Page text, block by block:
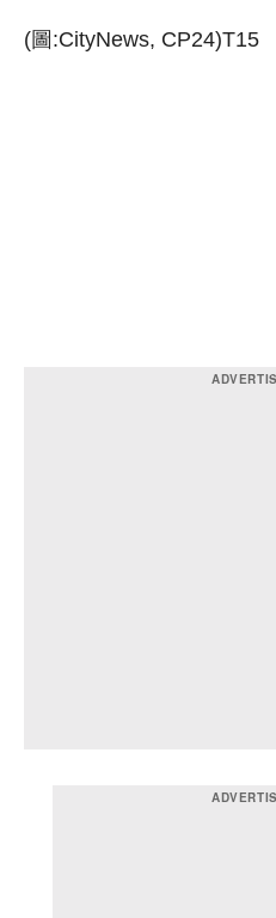
(圖:CityNews, CP24)T15